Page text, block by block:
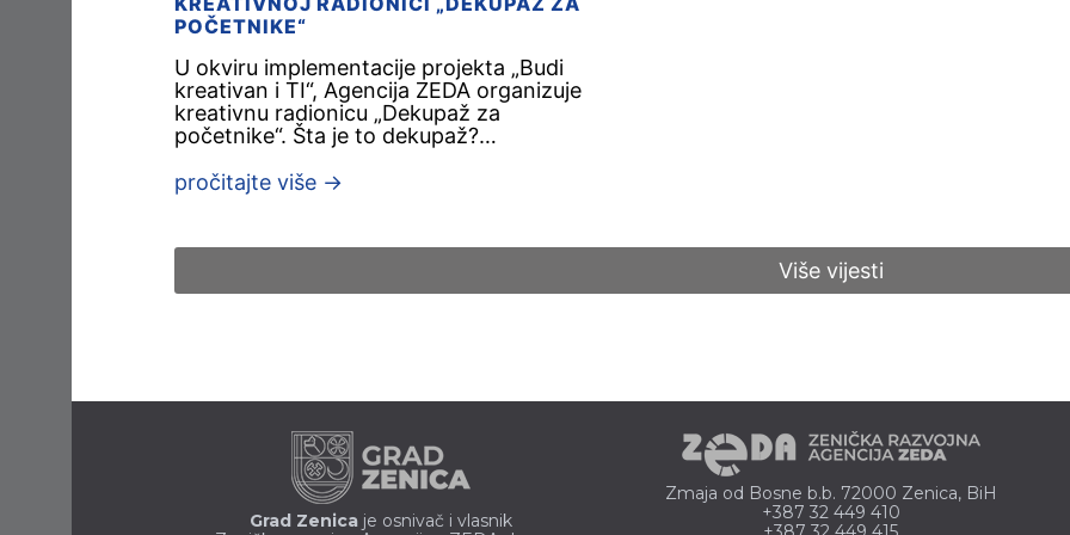
POČETNIKE“
U okviru implementacije projekta „Budi
kreativan i TI“, Agencija ZEDA organizuje
kreativnu radionicu „Dekupaž za
početnike“. Šta je to dekupaž?…
pročitajte više →
Više vijesti
Grad Zenica je osnivač i vlasnik
Zmaja od Bosne b.b. 72000 Zenica, BiH
+387 32 449 410